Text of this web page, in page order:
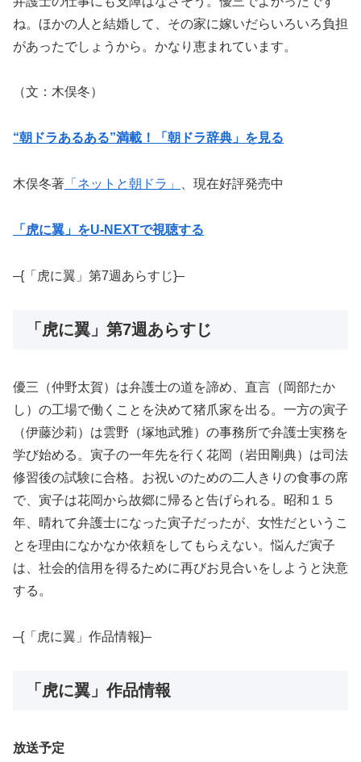
ね。ほかの人と結婚して、その家に嫁いだらいろいろ負担
があったでしょうから。かなり恵まれています。
（文：木俣冬）
“朝ドラあるある”満載！「朝ドラ辞典」を見る
木俣冬著 「ネットと朝ドラ」 、現在好評発売中
「虎に翼」をU-NEXTで視聴する
–{「虎に翼」第7週あらすじ}–
「虎に翼」第7週あらすじ
優三（仲野太賀）は弁護士の道を諦め、直言（岡部たか
し）の工場で働くことを決めて猪爪家を出る。一方の寅子
（伊藤沙莉）は雲野（塚地武雅）の事務所で弁護士実務を
学び始める。寅子の一年先を行く花岡（岩田剛典）は司法
修習後の試験に合格。お祝いのための二人きりの食事の席
で、寅子は花岡から故郷に帰ると告げられる。昭和１５
年、晴れて弁護士になった寅子だったが、女性だというこ
とを理由になかなか依頼をしてもらえない。悩んだ寅子
は、社会的信用を得るために再びお見合いをしようと決意
する。
–{「虎に翼」作品情報}–
「虎に翼」作品情報
放送予定